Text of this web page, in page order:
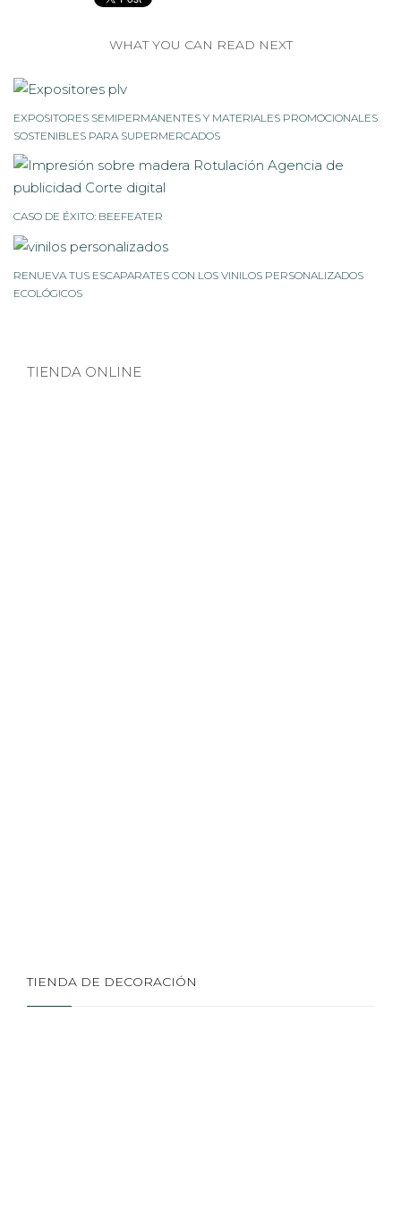
WHAT YOU CAN READ NEXT
EXPOSITORES SEMIPERMANENTES Y MATERIALES PROMOCIONALES
SOSTENIBLES PARA SUPERMERCADOS
CASO DE ÉXITO: BEEFEATER
RENUEVA TUS ESCAPARATES CON LOS VINILOS PERSONALIZADOS
ECOLÓGICOS
TIENDA ONLINE
TIENDA DE DECORACIÓN